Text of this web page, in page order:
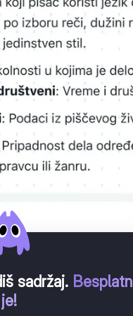
sadržaj.
je!